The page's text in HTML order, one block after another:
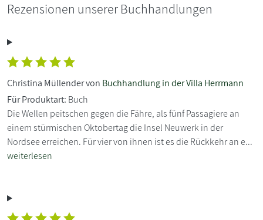
Rezensionen unserer Buchhandlungen
Christina Müllender von Buchhandlung in der Villa Herrmann
Für Produktart: Buch
Die Wellen peitschen gegen die Fähre, als fünf Passagiere an
einem stürmischen Oktobertag die Insel Neuwerk in der
Nordsee erreichen. Für vier von ihnen ist es die Rückkehr an e...
weiterlesen